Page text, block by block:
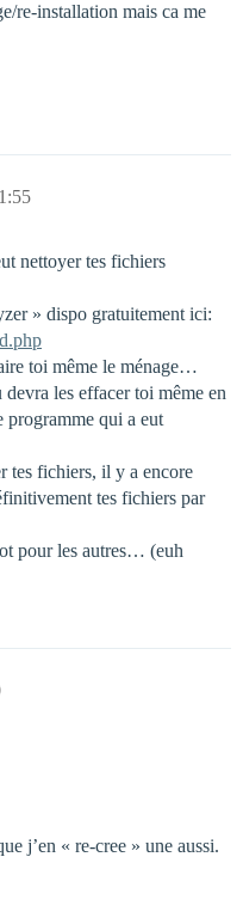
re-installation mais ca me
nettoyer tes fichiers
» dispo gratuitement ici:
toi même le ménage…
devra les effacer toi même en
programme qui a eut
tes fichiers, il y a encore
tes fichiers par
pour les autres… (euh
j’en « re-cree » une aussi.